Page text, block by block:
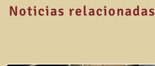
Noticias relacionadas